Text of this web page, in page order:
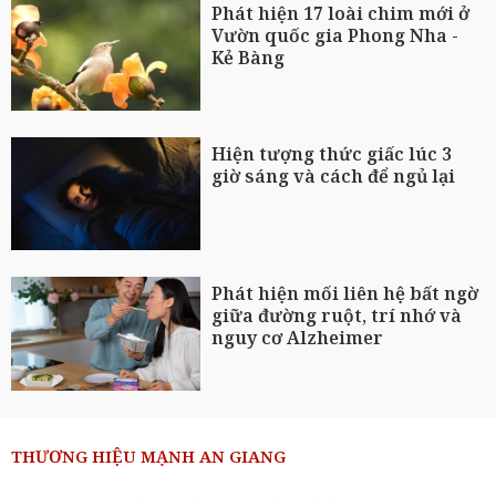
Phát hiện 17 loài chim mới ở
Vườn quốc gia Phong Nha -
Kẻ Bàng
Hiện tượng thức giấc lúc 3
giờ sáng và cách để ngủ lại
Phát hiện mối liên hệ bất ngờ
giữa đường ruột, trí nhớ và
nguy cơ Alzheimer
THƯƠNG HIỆU MẠNH AN GIANG